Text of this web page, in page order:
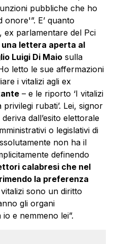
pubbliche che ho
onore'”. E’ quanto
ex parlamentare del Pci
una lettera aperta al
Luigi Di Maio sulla
letto le sue affermazioni
i vitalizi agli ex
– e le riporto ‘I vitalizi
rubati’. Lei, signor
dall’esito elettorale
o legislativi di
non ha il
definendo
calabresi che nel
la preferenza
sono un diritto
gli organi
e nemmeno lei”.